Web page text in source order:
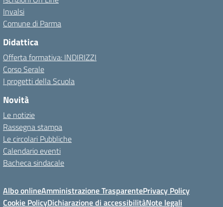
Invalsi
Comune di Parma
Didattica
Offerta formativa: INDIRIZZI
Corso Serale
I progetti della Scuola
Novità
Le notizie
Rassegna stampa
Le circolari Pubbliche
Calendario eventi
Bacheca sindacale
Albo onlineAmministrazione TrasparentePrivacy Policy
Cookie PolicyDichiarazione di accessibilitàNote legali